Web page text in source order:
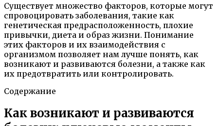
Существует множество факторов, которые могут
спровоцировать заболевания, такие как
генетическая предрасположенность, плохие
привычки, диета и образ жизни. Понимание
этих факторов и их взаимодействия с
организмом позволяет нам лучше понять, как
возникают и развиваются болезни, а также как
их предотвратить или контролировать.
Содержание
Как возникают и развиваются